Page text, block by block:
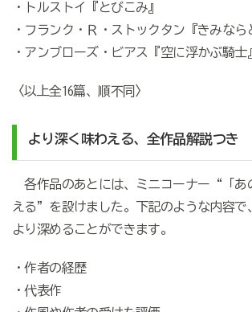
・トルストイ『とびこみ』
・フランク・Ｒ・ストックタン『きみなら
・アンブローズ・ビアス『空に浮かぶ騎士』
〈以上全16篇、順不同〉
より深く味わえる、全作品解説つき
各作品のあとには、ミニコーナー“「あ
える”を設けました。下記のような内容で
より深めることができます。
・作者の経歴
・代表作